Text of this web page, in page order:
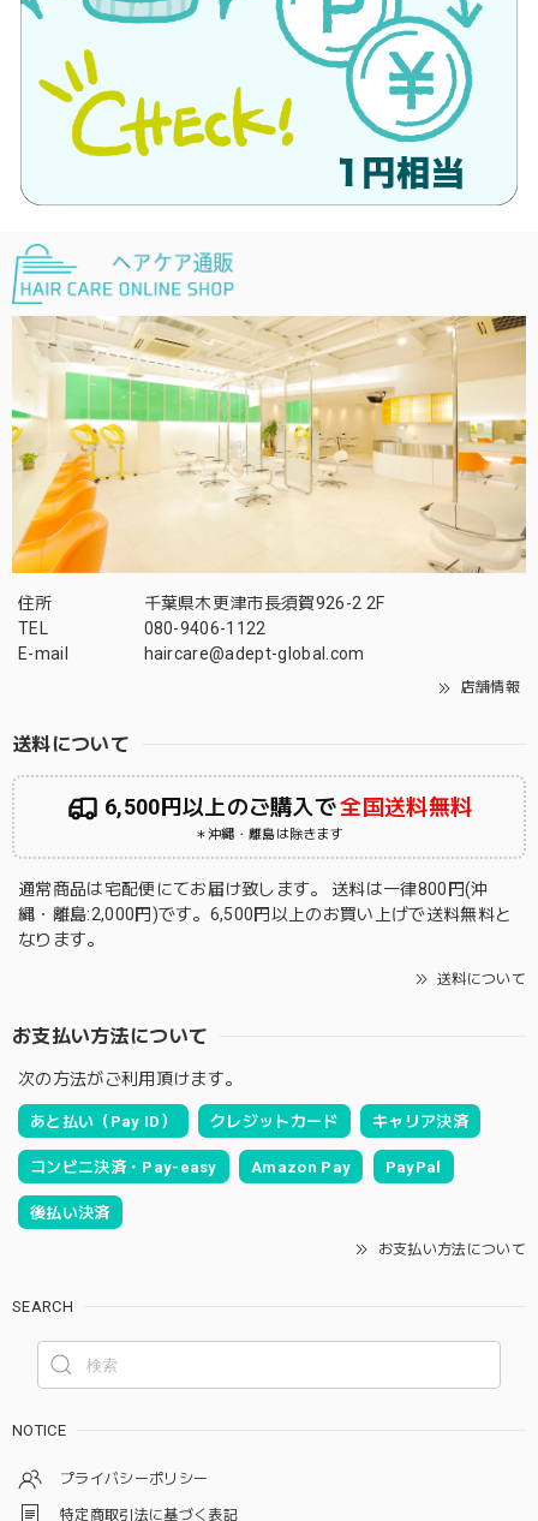
住所
千葉県木更津市長須賀926-2 2F
TEL
080-9406-1122
E-mail
haircare@adept-global.com
店舗情報
送料について
6,500円以上のご購入で全国送料無料
＊沖縄・離島は除きます
通常商品は宅配便にてお届け致します。 送料は一律800円(沖
縄・離島:2,000円)です。6,500円以上のお買い上げで送料無料と
なります。
送料について
お支払い方法について
次の方法がご利用頂けます。
あと払い（Pay ID） クレジットカード キャリア決済
コンビニ決済・Pay-easy Amazon Pay PayPal
後払い決済
お支払い方法について
SEARCH
NOTICE
プライバシーポリシー
特定商取引法に基づく表記